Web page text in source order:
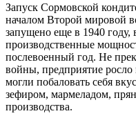
Запуск Сормовской
началом Второй мировой
запущено еще в 1940
производственные
послевоенный год. Не
войны, предприятие росло
могли побаловать себя
зефиром, мармеладом,
производства.